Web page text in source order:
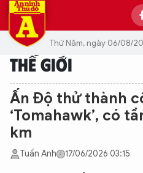
Thứ Năm, ngày 06/08/
THẾ GIỚI
Ấn Độ thử thành
‘Tomahawk’, có
km
Tuấn Anh 17/06/2026 03:15